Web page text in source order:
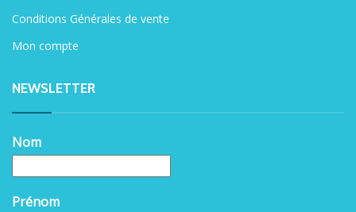
Conditions Générales de vente
Mon compte
NEWSLETTER
Nom
Prénom